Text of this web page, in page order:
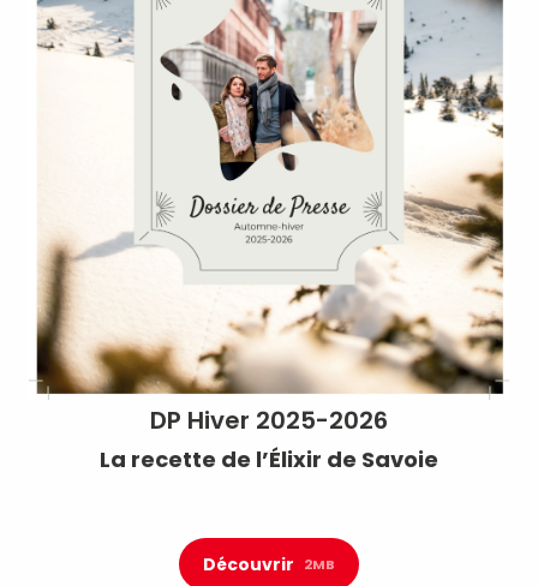
DP Hiver 2025-2026
La recette de l’Élixir de Savoie
Découvrir 2MB